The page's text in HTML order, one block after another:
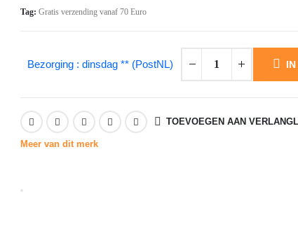
Tag: Gratis verzending vanaf 70 Euro
Bezorging : dinsdag ** (PostNL)
TOEVOEGEN AAN
Meer van dit merk